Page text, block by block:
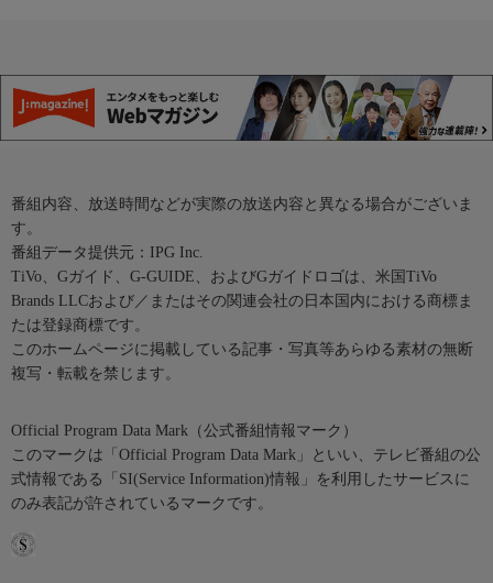
番組内容、放送時間などが実際の放送内容と異なる場合がございま
す。
番組データ提供元：IPG Inc.
TiVo、Gガイド、G-GUIDE、およびGガイドロゴは、米国TiVo
Brands LLCおよび／またはその関連会社の日本国内における商標ま
たは登録商標です。
このホームページに掲載している記事・写真等あらゆる素材の無断
複写・転載を禁じます。
Official Program Data Mark（公式番組情報マーク）
このマークは「Official Program Data Mark」といい、テレビ番組の公
式情報である「SI(Service Information)情報」を利用したサービスに
のみ表記が許されているマークです。